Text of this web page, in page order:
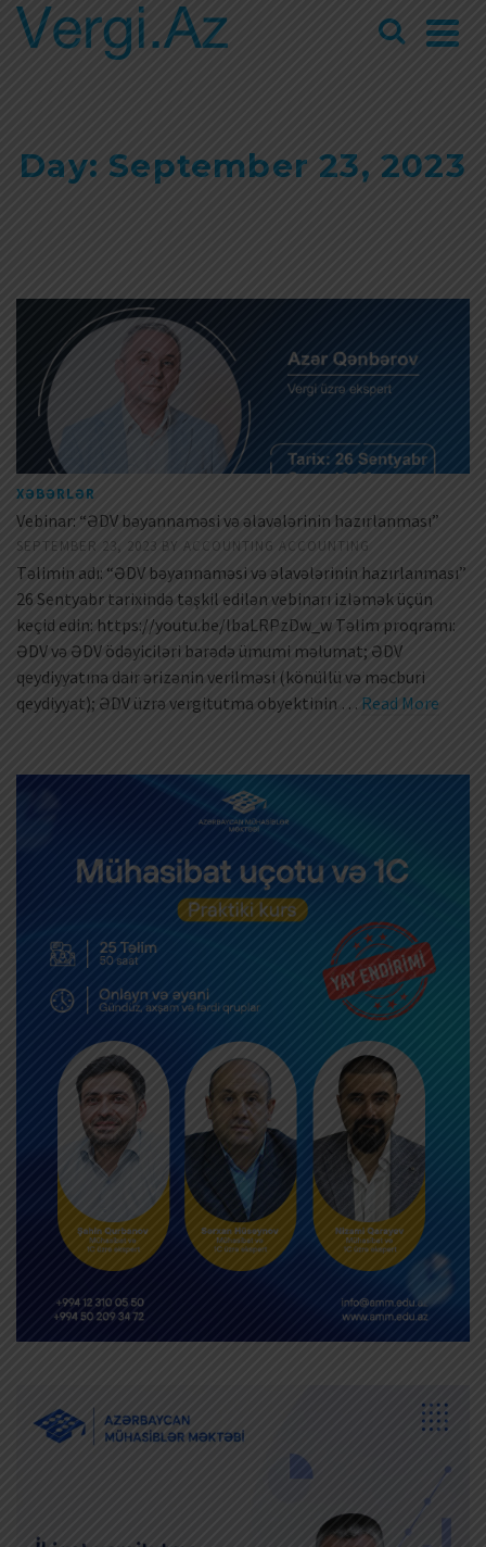
Day: September 23, 2023
XƏBƏRLƏR
Vebinar: “ƏDV bəyannaməsi və əlavələrinin hazırlanması”
SEPTEMBER 23, 2023 BY ACCOUNTING ACCOUNTING
Təlimin adı: “ƏDV bəyannaməsi və əlavələrinin hazırlanması”
26 Sentyabr tarixində təşkil edilən vebinarı izləmək üçün
keçid edin: https://youtu.be/lbaLRPzDw_w Təlim proqramı:
ƏDV və ƏDV ödəyiciləri barədə ümumi məlumat; ƏDV
qeydiyyatına dair ərizənin verilməsi (könüllü və məcburi
qeydiyyat); ƏDV üzrə vergitutma obyektinin … Read More